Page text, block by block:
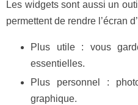
Les widgets sont aussi un
permettent de rendre l’écran
Plus utile : vous
essentielles.
Plus personnel :
graphique.